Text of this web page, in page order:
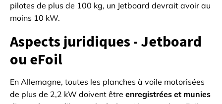
pilotes de plus de 100 kg, un Jetboard devrait avoir au
moins 10 kW.
Aspects juridiques - Jetboard
ou eFoil
En Allemagne, toutes les planches à voile motorisées
de plus de 2,2 kW doivent être enregistrées et munies